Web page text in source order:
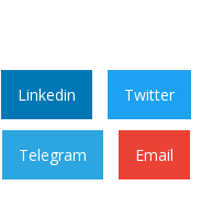
Linkedin Twitter
Telegram Email